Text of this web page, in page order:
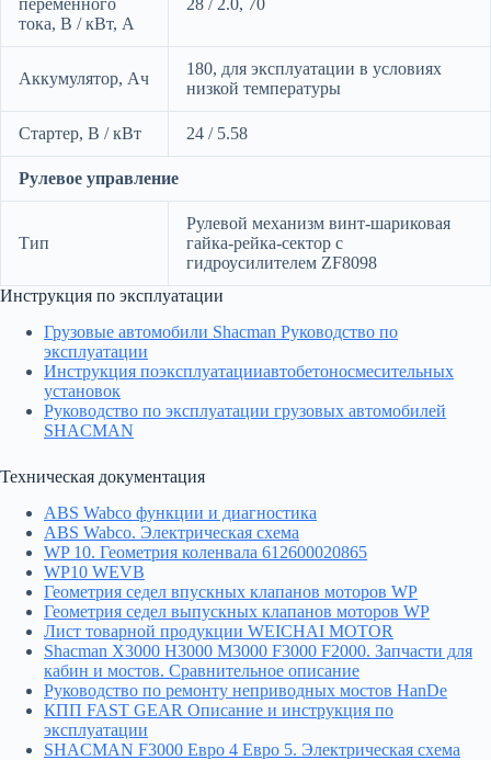
переменного
тока, В / кВт, А
28 / 2.0, 70
Аккумулятор, Ач
180, для эксплуатации в условиях
низкой температуры
Стартер, В / кВт 24 / 5.58
Рулевое управление
Тип
Рулевой механизм винт-шариковая
гайка-рейка-сектор с
гидроусилителем ZF8098
Инструкция по эксплуатации
Грузовые автомобили Shacman Руководство по
эксплуатации
Инструкция поэксплуатацииавтобетоносмесительных
установок
Руководство по эксплуатации грузовых автомобилей
SHACMAN
Техническая документация
ABS Wabco функции и диагностика
ABS Wabco. Электрическая схема
WP 10. Геометрия коленвала 612600020865
WP10 WEVB
Геометрия седел впускных клапанов моторов WP
Геометрия седел выпускных клапанов моторов WP
Лист товарной продукции WEICHAI MOTOR
Shacman X3000 H3000 M3000 F3000 F2000. Запчасти для
кабин и мостов. Сравнительное описание
Руководство по ремонту неприводных мостов HanDe
КПП FAST GEAR Описание и инструкция по
эксплуатации
SHACMAN F3000 Евро 4 Евро 5. Электрическая схема